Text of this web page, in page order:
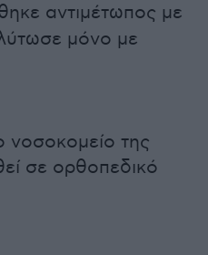
αντιμέτωπος με
μόνο με
νοσοκομείο της
σε ορθοπεδικό